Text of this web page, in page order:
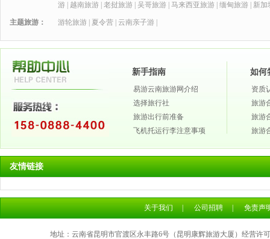
游
越南旅游 老挝旅游 吴哥旅游 马来西亚旅游 缅甸旅游 新加
主题旅游： 游轮旅游 夏令营 云南亲子游
新手指南
易游云南旅游网介绍
选择旅行社
旅游出行前准备
飞机托运行李注意事项
如何
资质
旅游
旅游
旅游
友情链接
关于我们 公司招聘 免责声
地址：云南省昆明市官渡区永丰路6号（昆明康辉旅游大厦）经营许